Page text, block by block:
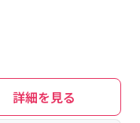
詳細を見る